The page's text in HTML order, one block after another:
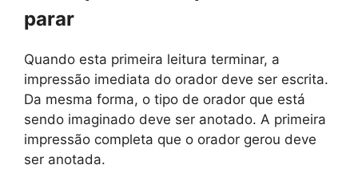
parar
Quando esta primeira leitura terminar, a
impressão imediata do orador deve ser escrita.
Da mesma forma, o tipo de orador que está
sendo imaginado deve ser anotado. A primeira
impressão completa que o orador gerou deve
ser anotada.